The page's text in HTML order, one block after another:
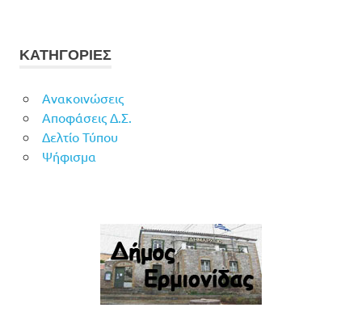
ΚΑΤΗΓΟΡΙΕΣ
Ανακοινώσεις
Αποφάσεις Δ.Σ.
Δελτίο Τύπου
Ψήφισμα